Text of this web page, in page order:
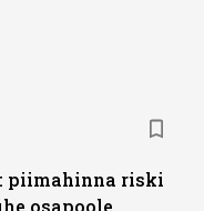
piimahinna riski
osapoole